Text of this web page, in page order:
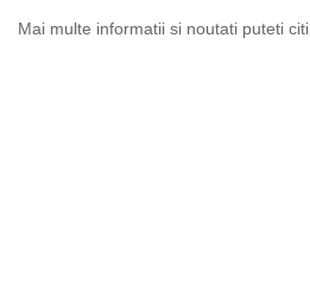
Mai multe informatii si noutati puteti citi